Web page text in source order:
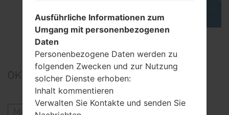
TOP 5 SECRET CODES for LG!
0Kommentare
Melden Sie sich an
Ausführliche Informationen zum
Umgang mit personenbezogenen
Daten
Personenbezogene Daten werden zu
folgenden Zwecken und zur Nutzung
solcher Dienste erhoben:
Inhalt kommentieren
Verwalten Sie Kontakte und senden Sie